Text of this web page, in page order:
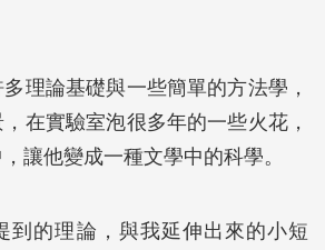
理論基礎與一些簡單的方法學，
在實驗室泡很多年的一些火花，
讓他變成一種文學中的科學。
到的理論，與我延伸出來的小短